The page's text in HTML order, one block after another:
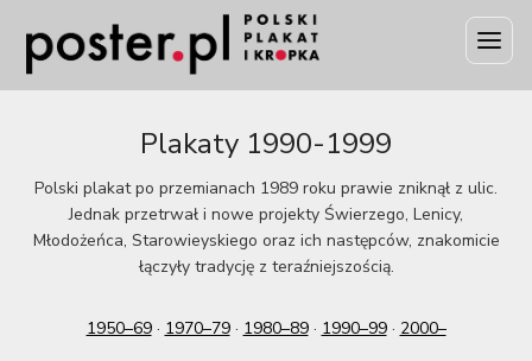
Plakaty 1990-1999
Polski plakat po przemianach 1989 roku prawie zniknął z ulic.
Jednak przetrwał i nowe projekty Świerzego, Lenicy,
Młodożeńca, Starowieyskiego oraz ich następców, znakomicie
łączyły tradycję z teraźniejszością.
1950–69· 1970–79· 1980–89· 1990–99· 2000–